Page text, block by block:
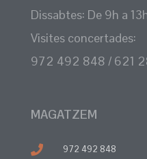
Dissabtes: De 9h a
Visites concertades:
972 492 848 / 621
MAGATZEM
972 492 848